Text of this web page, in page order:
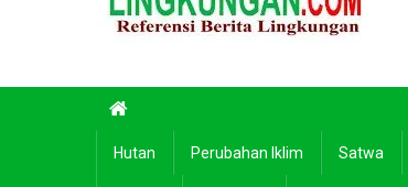
Hutan Perubahan Iklim Satwa